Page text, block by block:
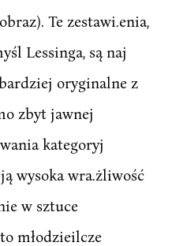
Te zestawi.enia,
Lessinga, są naj
oryginalne z
zbyt jawnej
kategoryj
wysoka wra.żliwość
w sztuce
młodzieilcze